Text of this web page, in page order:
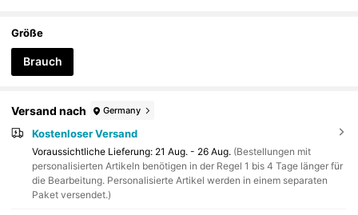
Größe
Brauch
Versand nach Germany
Kostenloser Versand
Voraussichtliche Lieferung: 21 Aug. - 26 Aug. (Bestellungen mit
personalisierten Artikeln benötigen in der Regel 1 bis 4 Tage länger für
die Bearbeitung. Personalisierte Artikel werden in einem separaten
Paket versendet.)